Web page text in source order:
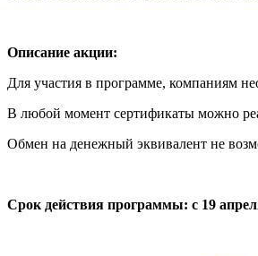
Описание акции:
Для участия в программе, компаниям
В любой момент сертификаты можно
Обмен на денежный эквивалент не
Срок действия программы: с 19